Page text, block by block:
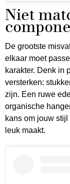
Niet
De grootste
elkaar moet
karakter. Denk in
versterken:
zijn. Een ruwe
organische
kans om jouw
leuk maakt.